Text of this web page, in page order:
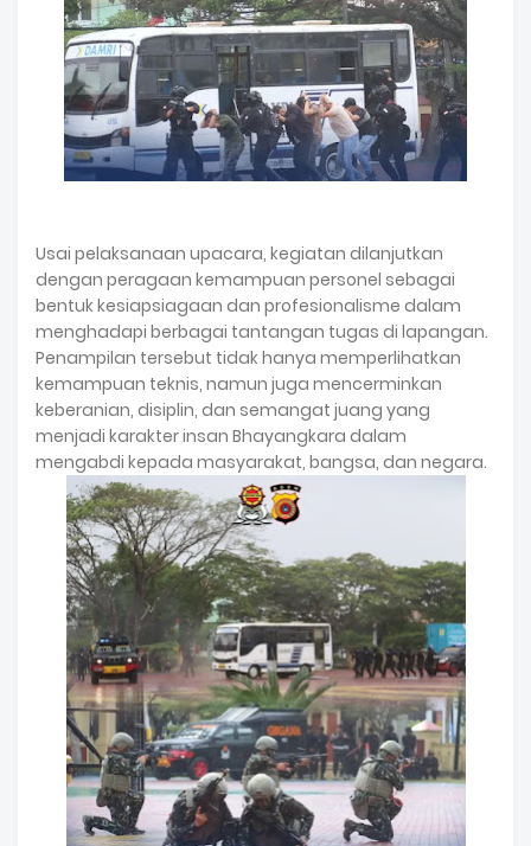
Usai pelaksanaan upacara, kegiatan dilanjutkan
dengan peragaan kemampuan personel sebagai
bentuk kesiapsiagaan dan profesionalisme dalam
menghadapi berbagai tantangan tugas di lapangan.
Penampilan tersebut tidak hanya memperlihatkan
kemampuan teknis, namun juga mencerminkan
keberanian, disiplin, dan semangat juang yang
menjadi karakter insan Bhayangkara dalam
mengabdi kepada masyarakat, bangsa, dan negara.